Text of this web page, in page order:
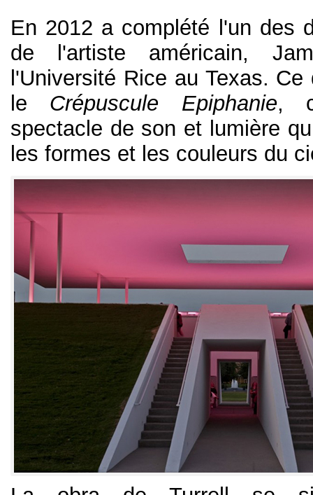
En 2012 a complété l'un des
de l'artiste américain,
l'Université Rice au Texas.
le Crépuscule Epiphanie,
spectacle de son et lumière
les formes et les couleurs du